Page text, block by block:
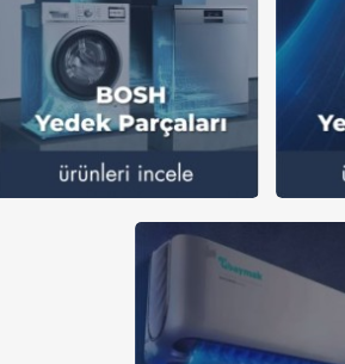
Şofben ve Termosifon